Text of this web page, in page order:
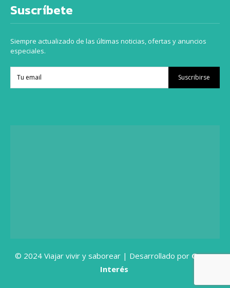
Suscríbete
Siempre actualizado de las últimas noticias, ofertas y anuncios
especiales.
Suscribirse
© 2024 Viajar vivir y saborear | Desarrollado por Grupo
Interés